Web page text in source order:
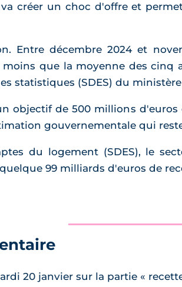
créer un choc d'offre et
Entre décembre 2024 et
que la moyenne des cinq
statistiques (SDES) du
objectif de 500 millions d'euros
gouvernementale qui
du logement (SDES), le
99 milliards d'euros de
20 janvier sur la partie «